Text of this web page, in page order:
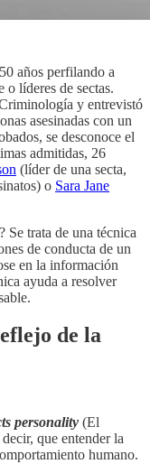
años perfilando a
o líderes de sectas.
y entrevistó
asesinadas con un
se desconoce el
admitidas, 26
(líder de una secta,
o Sara Jane
Se trata de una técnica
de conducta de un
en la información
ayuda a resolver
de la
personality (El
que entender la
humano.